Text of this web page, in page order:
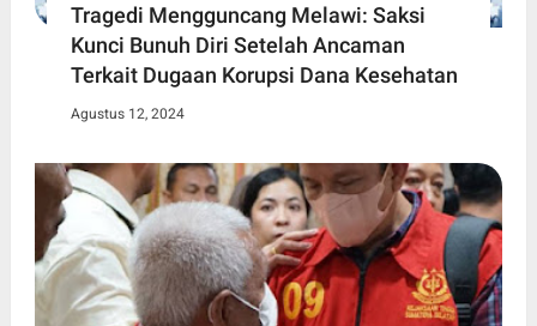
Tragedi Mengguncang Melawi: Saksi
Kunci Bunuh Diri Setelah Ancaman
Terkait Dugaan Korupsi Dana Kesehatan
Agustus 12, 2024